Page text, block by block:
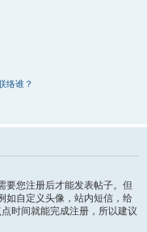
络谁？
要您注册后才能发表帖子。但
如自定义头像，站内短信，给
时间就能完成注册，所以建议